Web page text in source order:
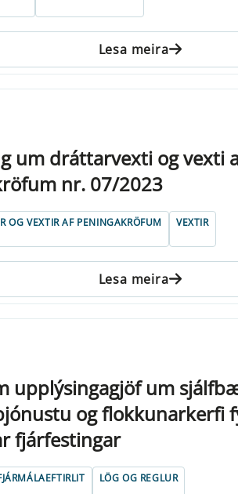
Lesa meira
um dráttarvexti og vexti
nr. 07/2023
OG VEXTIR AF PENINGAKRÖFUM VEXTIR
Lesa meira
upplýsingagjöf um
og flokkunarkerfi
fjárfestingar
LÖG OG REGLUR